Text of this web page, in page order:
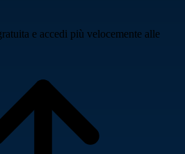
e accedi più velocemente alle